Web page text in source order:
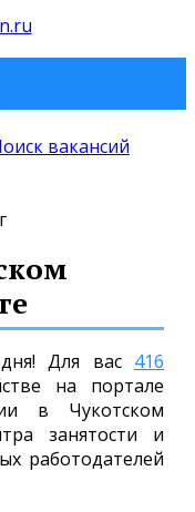
Для вас 416
на портале
в Чукотском
занятости и
работодателей